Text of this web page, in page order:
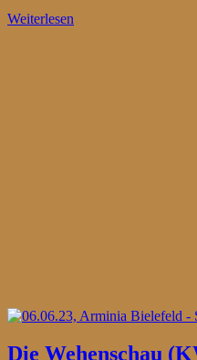
Weiterlesen
Die Wehenschau